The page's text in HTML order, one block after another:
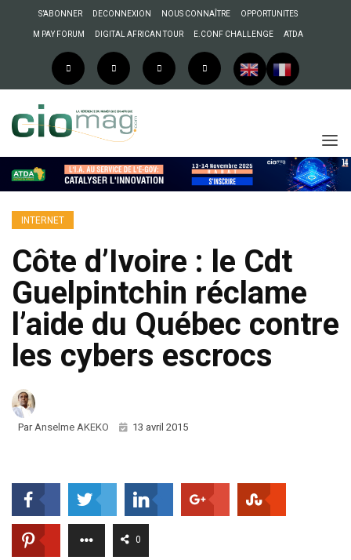
S’ABONNER DECONNEXION NOUS CONNAÎTRE OPPORTUNITES
M PAY FORUM DIGITAL AFRICAN TOUR E.CONF CHALLENGE ATDA
INTERNET
Côte d’Ivoire : le Cdt
Guelpintchin réclame
l’aide du Québec contre
les cybers escrocs
ParAnselme AKEKO 13 avril 2015
0